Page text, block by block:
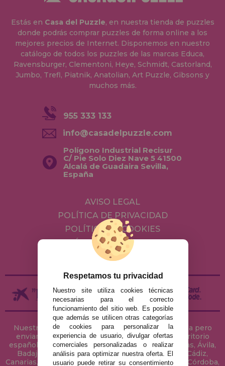
Estás en Casa del Puzzle, en nuestra tienda de puzzles
donde podrás comprar puzzles de forma online a los
mejores precios de Internet. Disponemos en nuestro
catálogo de todos los puzzles de las marcas Educa,
Ravensburger, Clementoni, Heye, Schmidt, Castorland,
Jumbo, Trefl, Piatnik, Anatolian, Art Puzzle, Gibsons y
muchos más.
955 333 133
info@casadelpuzzle.com
Polígono Industrial Recisur
C/ Pie Solo Diez Nave 5 41500
Alcalá de Guadaira Sevilla,
España
AVISO LEGAL
POLÍTICA DE PRIVACIDAD
POLÍTICA DE COOKIES
ENVÍOS Y DEVOLUCIONES
DEVOLUCIONES / DESISTIMIENTO
Nuestra tienda de puzzles está ubicada en Sevilla pero
enviamos tus puzzles a cualquier ciudad del territorio
español: Álava, Albacete, Alicante, Almería, Asturias, Ávila,
Badajoz, Baleares, Barcelona, Burgos, Cáceres, Cádiz,
Canarias, Cantabria, Castellón, Ceuta, Ciudad Real, Córdoba,
Respetamos tu privacidad
Nuestro site utiliza cookies técnicas
necesarias para el correcto
funcionamiento del sitio web. Es posible
que además se utilicen otras categorías
de cookies para personalizar la
experiencia de usuario, divulgar ofertas
comerciales personalizadas o realizar
análisis para optimizar nuestra oferta. El
usuario puede retirar su consentimiento